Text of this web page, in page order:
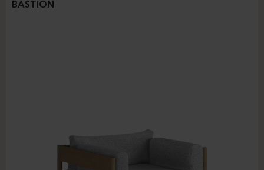
BASTION